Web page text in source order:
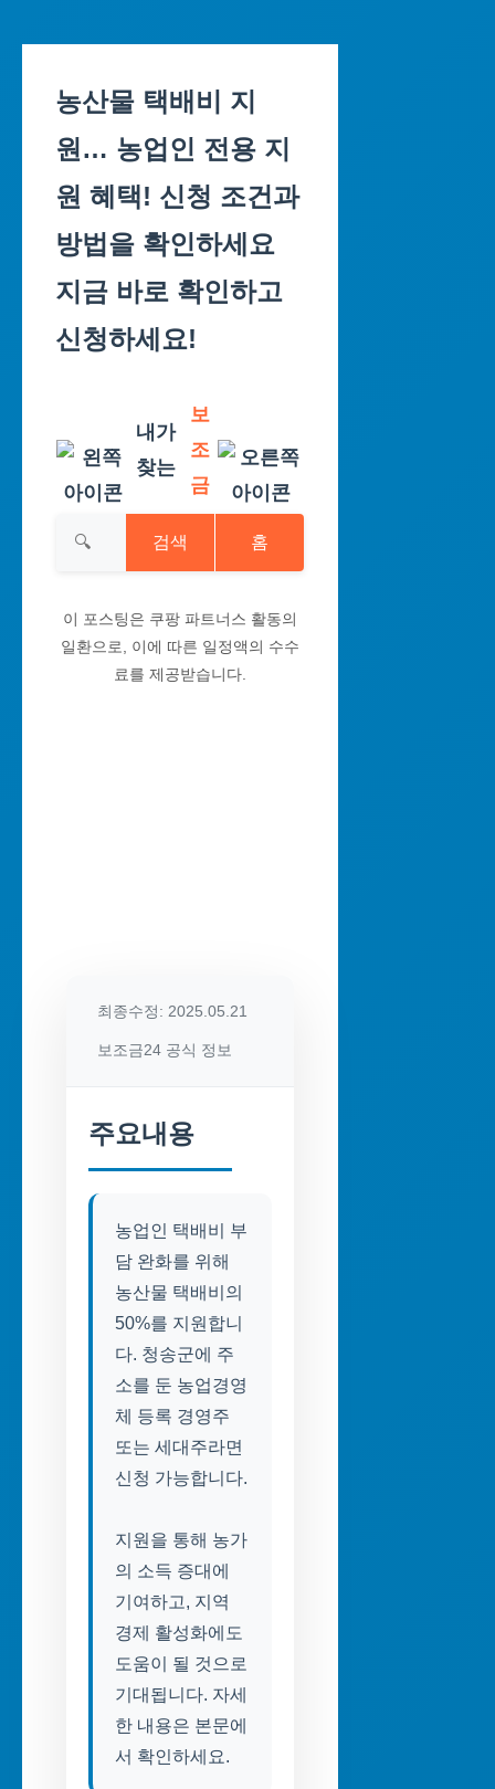
content
농산물 택배비 지
원… 농업인 전용 지
원 혜택! 신청 조건과
방법을 확인하세요
지금 바로 확인하고
신청하세요!
내가
찾는
보
조
금
검색 홈
이 포스팅은 쿠팡 파트너스 활동의
일환으로, 이에 따른 일정액의 수수
료를 제공받습니다.
최종수정: 2025.05.21
보조금24 공식 정보
주요내용
농업인 택배비 부
담 완화를 위해
농산물 택배비의
50%를 지원합니
다. 청송군에 주
소를 둔 농업경영
체 등록 경영주
또는 세대주라면
신청 가능합니다.
지원을 통해 농가
의 소득 증대에
기여하고, 지역
경제 활성화에도
도움이 될 것으로
기대됩니다. 자세
한 내용은 본문에
서 확인하세요.